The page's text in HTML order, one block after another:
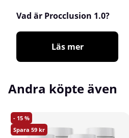
Vad är Procclusion 1.0?
Läs mer
Andra köpte även
15
59